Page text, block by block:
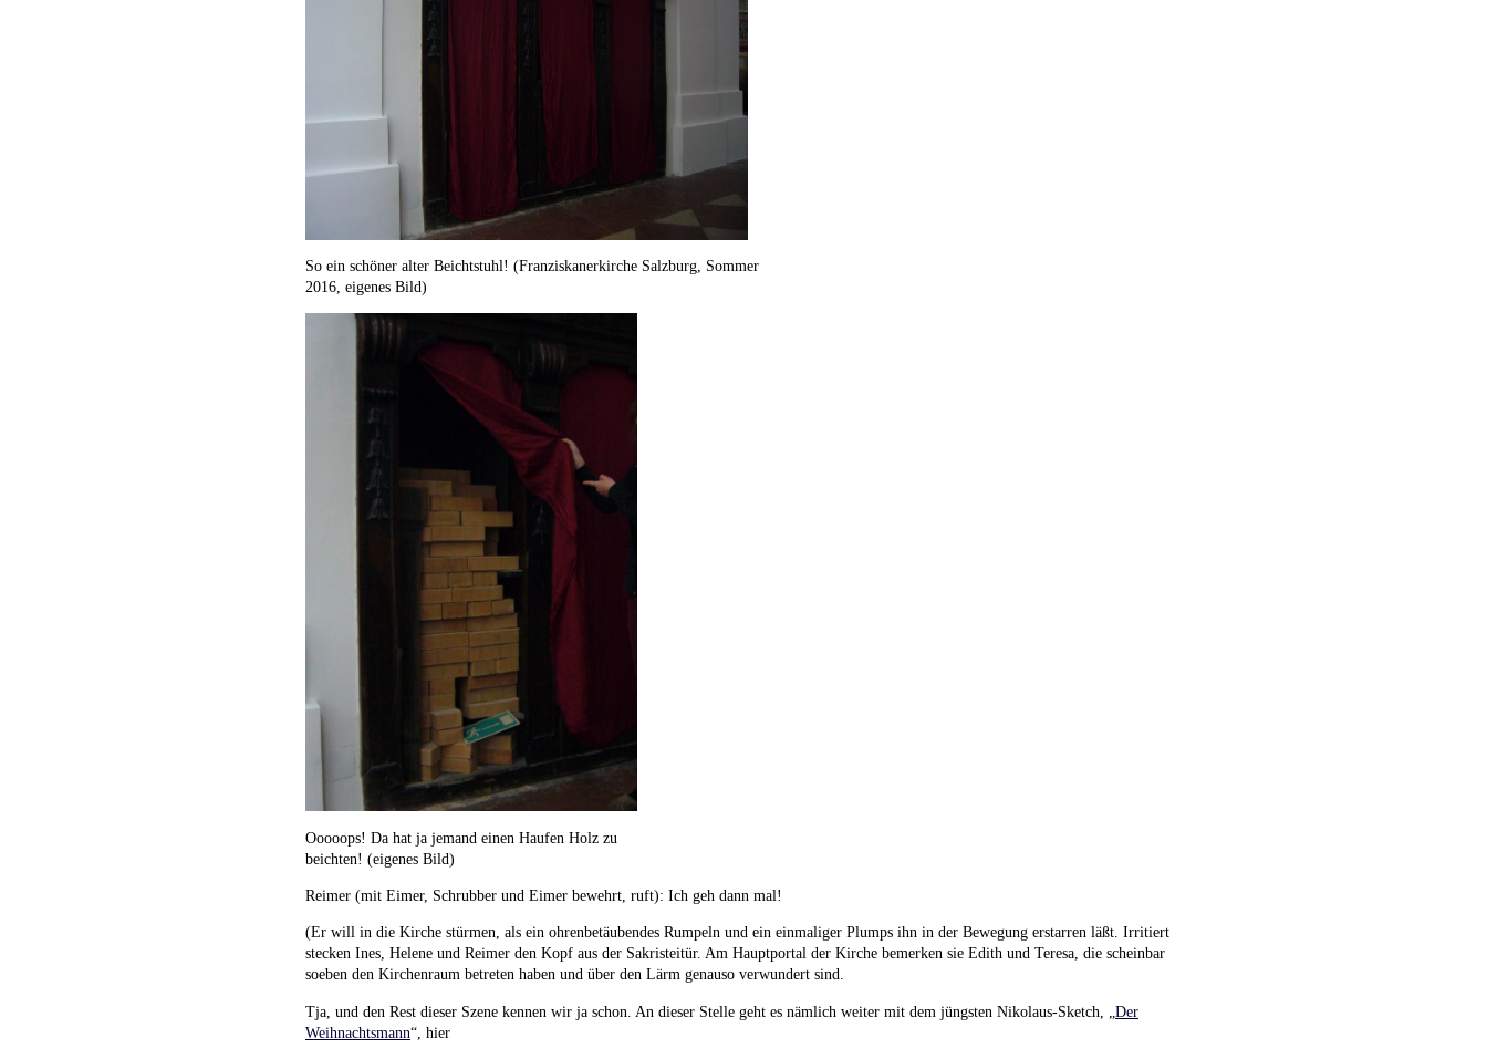
So ein schöner alter Beichtstuhl! (Franziskanerkirche Salzburg, Sommer
2016, eigenes Bild)
Ooooops! Da hat ja jemand einen Haufen Holz zu
beichten! (eigenes Bild)
Reimer (mit Eimer, Schrubber und Eimer bewehrt, ruft): Ich geh dann mal!
(Er will in die Kirche stürmen, als ein ohrenbetäubendes Rumpeln und ein einmaliger Plumps ihn in der Bewegung erstarren läßt. Irritiert
stecken Ines, Helene und Reimer den Kopf aus der Sakristeitür. Am Hauptportal der Kirche bemerken sie Edith und Teresa, die scheinbar
soeben den Kirchenraum betreten haben und über den Lärm genauso verwundert sind.
Tja, und den Rest dieser Szene kennen wir ja schon. An dieser Stelle geht es nämlich weiter mit dem jüngsten Nikolaus-Sketch, „ Der
Weihnachtsmann“, hier